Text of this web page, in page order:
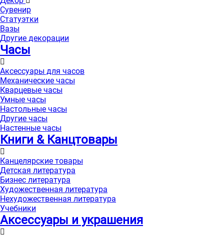
Сувенир
Статуэтки
Вазы
Другие декорации
Часы
Аксессуары для часов
Механические часы
Кварцевые часы
Умные часы
Настольные часы
Другие часы
Настенные часы
Книги & Канцтовары
Канцелярские товары
Детская литература
Бизнес литература
Художественная литература
Нехудожественная литература
Учебники
Аксессуары и украшения